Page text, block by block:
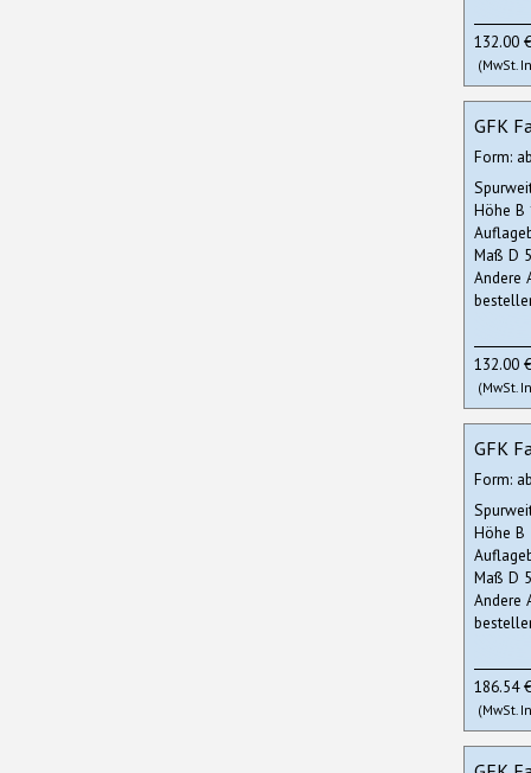
132.00 €
(MwSt.
GFK
Form:
Höhe B
Maß D
Andere
132.00 €
(MwSt.
GFK
Form:
Höhe B
Maß D
Andere
186.54 €
(MwSt.